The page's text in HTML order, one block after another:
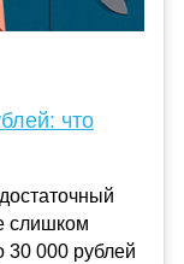
что
слишком
000 рублей